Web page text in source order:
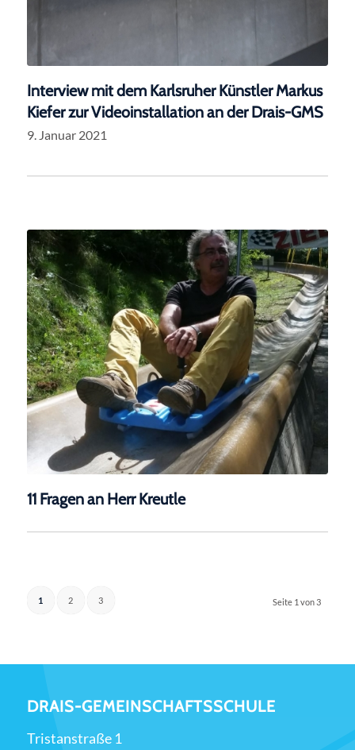
Interview mit dem Karlsruher Künstler Markus
Kiefer zur Videoinstallation an der Drais-GMS
9. Januar 2021
11 Fragen an Herr Kreutle
Seite 1 von 3
1 2 3
DRAIS-GEMEINSCHAFTSSCHULE
Tristanstraße 1